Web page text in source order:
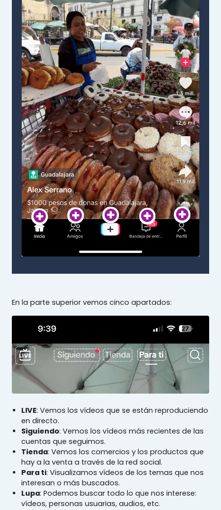
En la parte superior vemos cinco apartados:
LIVE: Vemos los vídeos que se están reproduciendo
en directo.
Siguiendo: Vemos los vídeos más recientes de las
cuentas que seguimos.
Tienda: Vemos los comercios y los productos que
hay a la venta a través de la red social.
Para ti: Visualizamos vídeos de los temas que nos
interesan o más buscados.
Lupa: Podemos buscar todo lo que nos interese:
vídeos, personas usuarias, audios, etc.